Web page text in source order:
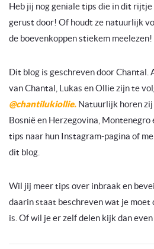
Heb jij nog geniale tips die in dit rijtje
gerust door! Of houdt ze natuurlijk
de boevenkoppen stiekem meelezen!
Dit blog is geschreven door Chantal.
van Chantal, Lukas en Ollie zijn te
@chantilukiollie. Natuurlijk horen
Bosnië en Herzegovina, Montenegro
tips naar hun Instagram-pagina of
dit blog.
Wil jij meer tips over inbraak en
daarin staat beschreven wat je moet
is. Of wil je er zelf delen kijk dan